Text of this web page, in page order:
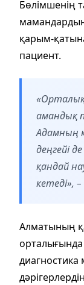
Бөлімшенің
мамандардың
қарым-
пациент.
амандық
Адамның
деңгейі
қандай
кетеді», –
Алматының
диагностика